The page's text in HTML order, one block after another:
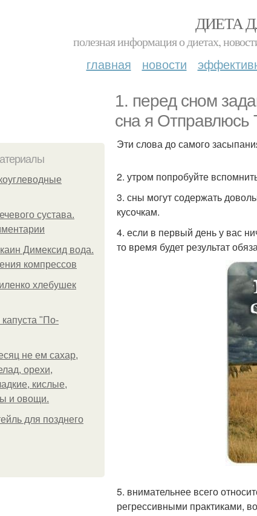
ДИЕТА
полезная информация о диетах,
главная новости
1. перед сном
сна я
сустава.
Димексид вода.
компрессов
хлебушек
"По-
не ем сахар,
орехи,
кислые,
и овощи.
для позднего
Эти слова до самого
2. утром попробуйте
3. сны могут содержать
кусочкам.
4. если в первый день у вас
то время будет результат
5. внимательнее всего
регрессивными практиками,